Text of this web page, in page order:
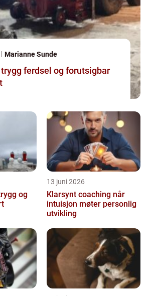
Marianne Sunde
ferdsel og forutsigbar
og
13 juni 2026
Klarsynt coaching når
intuisjon møter personlig
utvikling